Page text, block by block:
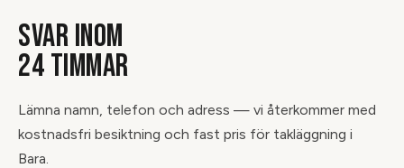
SVAR INOM
24 TIMMAR
Lämna namn, telefon och adress — vi återkommer med
kostnadsfri besiktning och fast pris för takläggning i
Bara.